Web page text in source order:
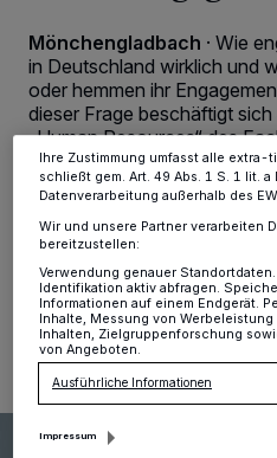
Mönchengladbach · Wie
in Deutschland wirklich und
oder hemmen ihr
dieser Frage beschäftigt
„Human Resources“ des
Wirtschaftswissenschaften
Niederrhein (HSNR) im
Forschungsprojekt.
07.07.2026 , 10:10 Uhr Eine
Anzeigen möglicherweise nicht
dieses Menü jederzeit wieder
ändern oder Ihre Einwilligung zu
Einstellungen oder Ablehnen am
Ihre Einstellungen gelten innerhalb
Informationen finden Sie in unserer
Ihre Zustimmung umfasst alle
schließt gem. Art. 49 Abs. 1 S. 1 lit. a
Datenverarbeitung außerhalb des
Wir und unsere Partner verarbeiten
bereitzustellen:
Verwendung genauer
Identifikation aktiv abfragen.
Informationen auf einem Endgerät.
Inhalte, Messung von
Inhalten, Zielgruppenforschung
von Angeboten.
Ausführliche Informationen
Impressum